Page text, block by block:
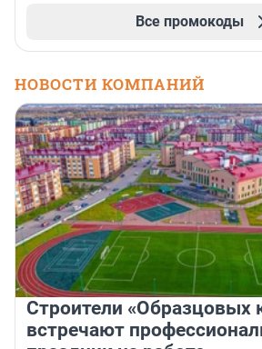
Все промокоды
НОВОСТИ КОМПАНИЙ
Строители «Образцовых
встречают